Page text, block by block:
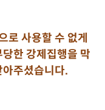
로 사용할 수 없게
한 강제집행을 막
주셨습니다.